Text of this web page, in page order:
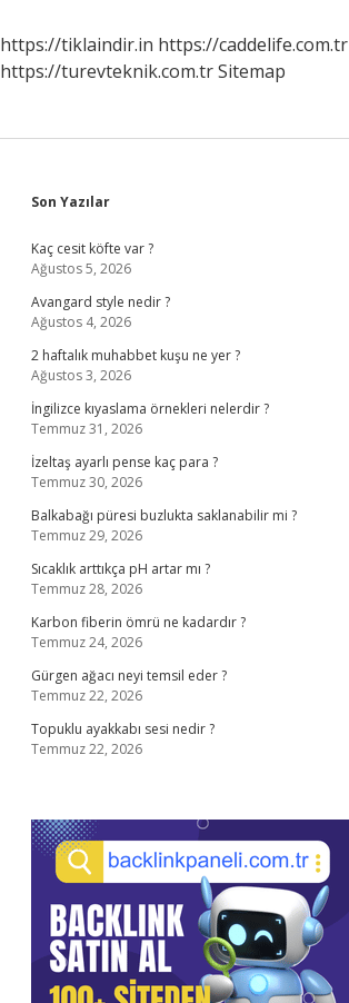
https://tiklaindir.in https://caddelife.com.tr
https://turevteknik.com.trSitemap
Sidebar
Son Yazılar
Kaç cesit köfte var ?
Ağustos 5, 2026
Avangard style nedir ?
Ağustos 4, 2026
2 haftalık muhabbet kuşu ne yer ?
Ağustos 3, 2026
İngilizce kıyaslama örnekleri nelerdir ?
Temmuz 31, 2026
İzeltaş ayarlı pense kaç para ?
Temmuz 30, 2026
Balkabağı püresi buzlukta saklanabilir mi ?
Temmuz 29, 2026
Sıcaklık arttıkça pH artar mı ?
Temmuz 28, 2026
Karbon fiberin ömrü ne kadardır ?
Temmuz 24, 2026
Gürgen ağacı neyi temsil eder ?
Temmuz 22, 2026
Topuklu ayakkabı sesi nedir ?
Temmuz 22, 2026